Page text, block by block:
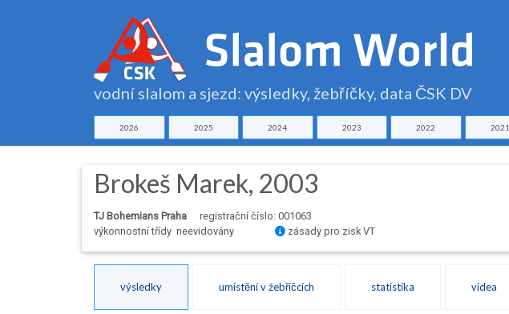
vodní slalom a sjezd: výsledky, žebříčky, data ČSK DV
2026 2025 2024 2023 2022 2021
Brokeš Marek, 2003
TJ Bohemians Praha
registrační číslo: 001063
výkonnostní třídy neevidovány
zásady pro zisk VT
výsledky umístění v žebříčcích statistika videa